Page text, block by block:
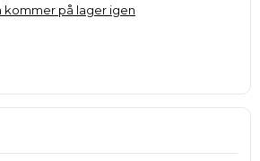
kommer på lager igen